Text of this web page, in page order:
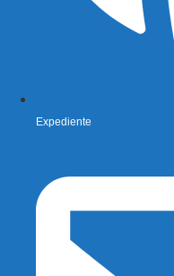
Expediente